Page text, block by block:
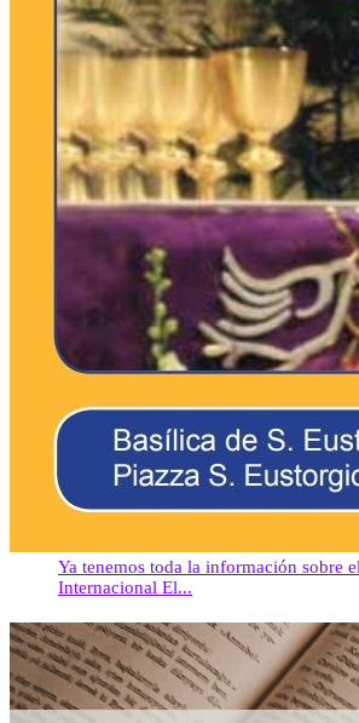
Ya tenemos toda la información sobre
Internacional El...